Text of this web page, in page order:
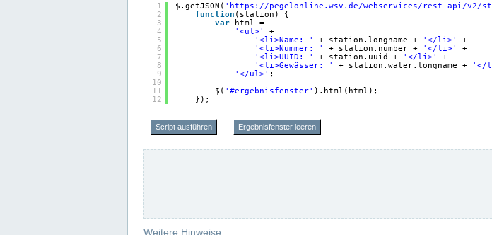
1
2
3
4
5
6
7
8
9
10
11
12
$.getJSON( ' https://pegelonline.wsv.de/webservices/rest-api/v2/
function (station) {
var
html =
'<ul>'
+
'<li>Name: '
+ station.longname + '</li>'
+
'<li>Nummer: '
+ station.number + '</li>'
+
'<li>UUID: '
+ station.uuid + '</li>'
+
'<li>Gewässer: '
+ station.water.longname + '</
'</ul>' ;
$( '#ergebnisfenster' ).html(html);
});
Script ausführen Ergebnisfenster leeren
Weitere Hinweise